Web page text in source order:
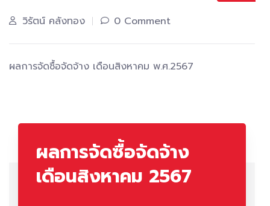
วิรัตน์ คลังทอง 0 Comment
ผลการจัดซื้อจัดจ้าง เดือนสิงหาคม พ.ศ.2567
ผลการจัดซื้อจัดจ้าง
เดือนสิงหาคม 2567